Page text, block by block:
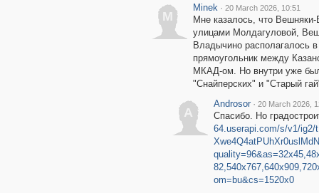
M
Minek · 20 March 2026, 10:51
Мне казалось, что
улицами Молдагуловой,
Владычино располагалось
прямоугольник между
МКАД-ом. Но внутри уже
"Снайперских" и "Старый
A
Androsor · 20 March 2026,
Спасибо. Но
64.userapi.com/s/v1/ig2/
om=bu&cs=1520x0